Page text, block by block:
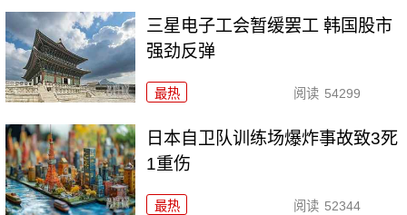
三星电子工会暂缓罢工 韩国股市
强劲反弹
最热 阅读 54299
日本自卫队训练场爆炸事故致3死
1重伤
最热 阅读 52344